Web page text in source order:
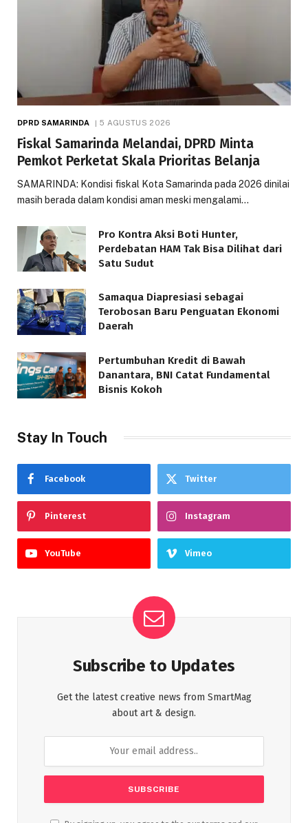
DPRD SAMARINDA 5 AGUSTUS 2026
Fiskal Samarinda Melandai, DPRD Minta
Pemkot Perketat Skala Prioritas Belanja
SAMARINDA: Kondisi fiskal Kota Samarinda pada 2026 dinilai
masih berada dalam kondisi aman meski mengalami…
Pro Kontra Aksi Boti Hunter,
Perdebatan HAM Tak Bisa Dilihat dari
Satu Sudut
Samaqua Diapresiasi sebagai
Terobosan Baru Penguatan Ekonomi
Daerah
Pertumbuhan Kredit di Bawah
Danantara, BNI Catat Fundamental
Bisnis Kokoh
Stay In Touch
Facebook Twitter
Pinterest Instagram
YouTube Vimeo
Subscribe to Updates
Get the latest creative news from SmartMag
about art & design.